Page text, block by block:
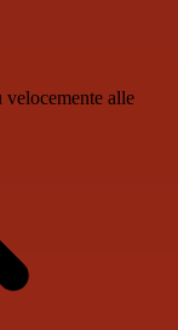
velocemente alle